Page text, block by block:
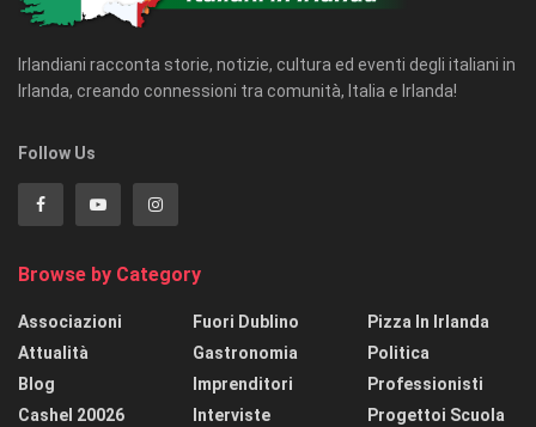
Irlandiani racconta storie, notizie, cultura ed eventi degli italiani in
Irlanda, creando connessioni tra comunità, Italia e Irlanda!
Follow Us
Browse by Category
Associazioni
Attualità
Blog
Cashel 20026
Fuori Dublino
Gastronomia
Imprenditori
Interviste
Pizza In Irlanda
Politica
Professionisti
Progettoi Scuola